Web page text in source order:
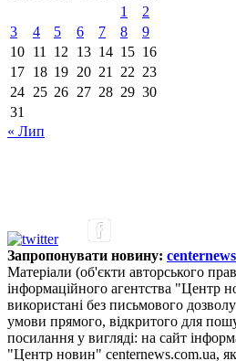
1
2
3
4 5 6 7 8
9
10 11 12 13 14 15 16
17 18 19 20 21 22 23
24 25 26 27 28 29 30
31
« Лип
Запропонувати новину:
Матеріали (об'єкти авторського
інформаційного агентства "Центр
використані без письмового
умови прямого, відкритого для
посилання у вигляді: на сайт
"Центр новин" centernews.com.ua,